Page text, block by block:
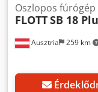
Ausztria 259 km
Oszlopos fúrógép
FLOTTSB 18